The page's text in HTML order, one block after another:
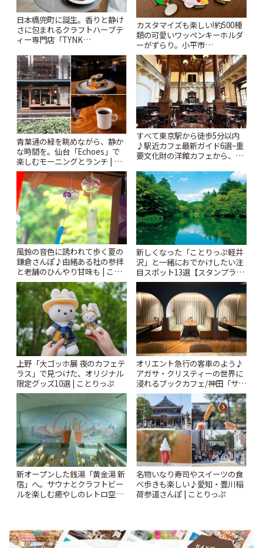
日本橋兜町に誕生。香りと静け
さに包まれるクラフトハーブテ
ィー専門店「TYNK
カスタマイズも楽しい!約500種
類の可愛いワッペンキーホルダ
ーがずらり。小平市
「Kimamaya T&K」 | ことりっ
ぷ
青葉通の緑を眺めながら、静か
な時間を。仙台「Echoes」で
楽しむモーニングとランチ | こ
とりっぷ
すべて東京駅から徒歩5分以内
♪駅近カフェ最新ガイド6選~重
要文化財の洋館カフェから、改
りっぷ
風鈴の音色に誘われて歩く夏の
鎌倉さんぽ♪由緒ある社の参拝
と老舗のひんやり甘味も | こと
りっぷ
新しくなった「ことりっぷ軽井
沢」と一緒におでかけしたい注
目スポット13選【スタンプラリ
ー開催中】 | ことりっぷ
上野「大ゴッホ展 夜のカフェテ
ラス」で見つけた、オリジナル
限定グッズ10選 | ことりっぷ
オリエント急行の客車のよう♪
アガサ・クリスティーの世界に
浸れるブックカフェ/神田「サロ
ンクリスティ」 | ことりっぷ
新オープンした銭湯「黄金湯 新
宿」へ。サウナとクラフトビー
ルを楽しむ癒やしのレトロ空間
名物いなり寿司やスイーツの食
べ歩きも楽しい♪愛知・豊川稲
荷参道さんぽ | ことりっぷ